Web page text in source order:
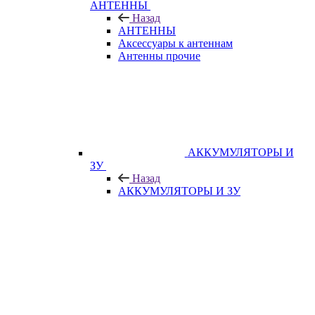
АНТЕННЫ
Назад
АНТЕННЫ
Аксессуары к антеннам
Антенны прочие
АККУМУЛЯТОРЫ И
ЗУ
Назад
АККУМУЛЯТОРЫ И ЗУ